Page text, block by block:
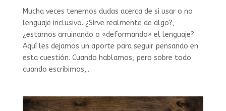
Mucha veces tenemos dudas acerca de si usar o no
lenguaje inclusivo. ¿Sirve realmente de algo?,
¿estamos arruinando o «deformando» el lenguaje?
Aquí les dejamos un aporte para seguir pensando en
esta cuestión. Cuando hablamos, pero sobre todo
cuando escribimos,...